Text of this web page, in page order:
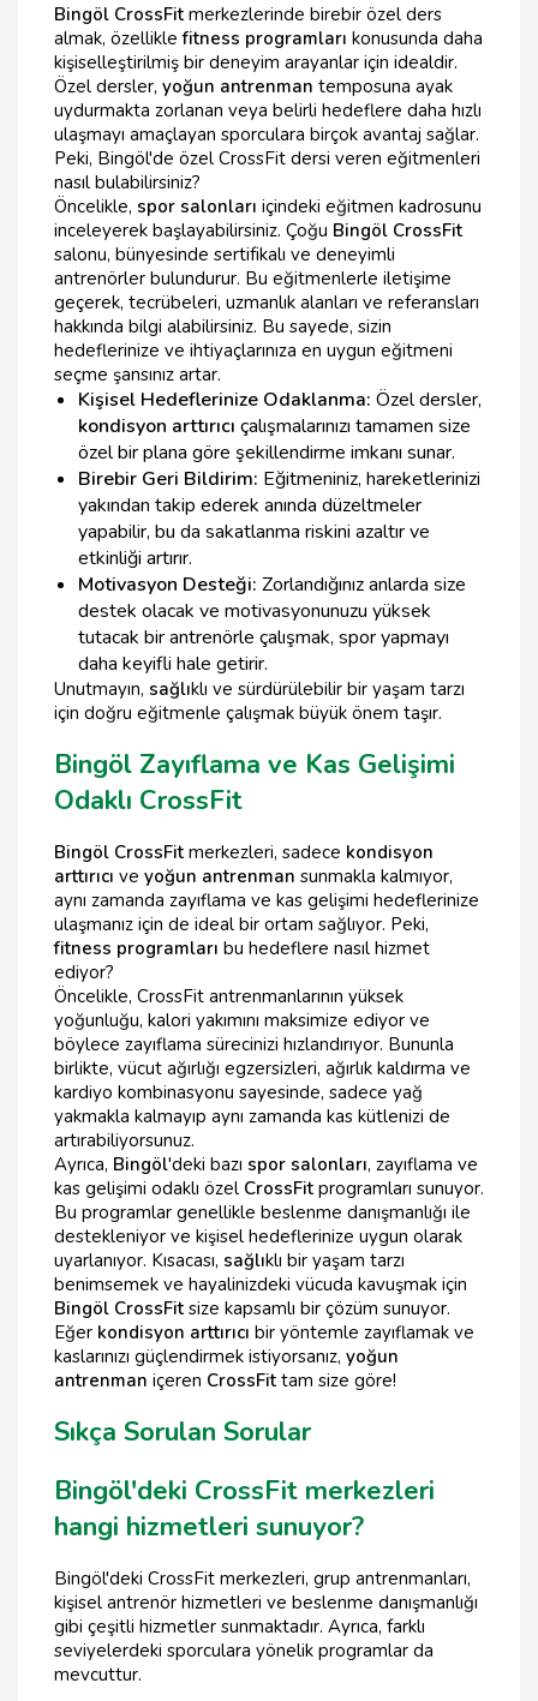
Bingöl CrossFit merkezlerinde birebir özel ders
almak, özelliklefitness programları konusunda daha
kişiselleştirilmiş bir deneyim arayanlar için idealdir.
Özel dersler, yoğun antrenman temposuna ayak
uydurmakta zorlanan veya belirli hedeflere daha hızlı
ulaşmayı amaçlayan sporculara birçok avantaj sağlar.
Peki, Bingöl'de özel CrossFit dersi veren eğitmenleri
nasıl bulabilirsiniz?
Öncelikle, spor salonları içindeki eğitmen kadrosunu
inceleyerek başlayabilirsiniz. Çoğu Bingöl CrossFit
salonu, bünyesinde sertifikalı ve deneyimli
antrenörler bulundurur. Bu eğitmenlerle iletişime
geçerek, tecrübeleri, uzmanlık alanları ve referansları
hakkında bilgi alabilirsiniz. Bu sayede, sizin
hedeflerinize ve ihtiyaçlarınıza en uygun eğitmeni
seçme şansınız artar.
Kişisel Hedeflerinize Odaklanma: Özel dersler,
kondisyon arttırıcı çalışmalarınızı tamamen size
özel bir plana göre şekillendirme imkanı sunar.
Birebir Geri Bildirim: Eğitmeniniz, hareketlerinizi
yakından takip ederek anında düzeltmeler
yapabilir, bu da sakatlanma riskini azaltır ve
etkinliği artırır.
Motivasyon Desteği: Zorlandığınız anlarda size
destek olacak ve motivasyonunuzu yüksek
tutacak bir antrenörle çalışmak, spor yapmayı
daha keyifli hale getirir.
Unutmayın, sağlıklı ve sürdürülebilir bir yaşam tarzı
için doğru eğitmenle çalışmak büyük önem taşır.
Bingöl Zayıflama ve Kas Gelişimi
Odaklı CrossFit
Bingöl CrossFit merkezleri, sadece kondisyon
arttırıcı ve yoğun antrenman sunmakla kalmıyor,
aynı zamanda zayıflama ve kas gelişimi hedeflerinize
ulaşmanız için de ideal bir ortam sağlıyor. Peki,
fitness programları bu hedeflere nasıl hizmet
ediyor?
Öncelikle, CrossFit antrenmanlarının yüksek
yoğunluğu, kalori yakımını maksimize ediyor ve
böylece zayıflama sürecinizi hızlandırıyor. Bununla
birlikte, vücut ağırlığı egzersizleri, ağırlık kaldırma ve
kardiyo kombinasyonu sayesinde, sadece yağ
yakmakla kalmayıp aynı zamanda kas kütlenizi de
artırabiliyorsunuz.
Ayrıca, Bingöl'deki bazı spor salonları, zayıflama ve
kas gelişimi odaklı özel CrossFit programları sunuyor.
Bu programlar genellikle beslenme danışmanlığı ile
destekleniyor ve kişisel hedeflerinize uygun olarak
uyarlanıyor. Kısacası, sağlıklı bir yaşam tarzı
benimsemek ve hayalinizdeki vücuda kavuşmak için
Bingöl CrossFit size kapsamlı bir çözüm sunuyor.
Eğer kondisyon arttırıcı bir yöntemle zayıflamak ve
kaslarınızı güçlendirmek istiyorsanız, yoğun
antrenman içeren CrossFit tam size göre!
Sıkça Sorulan Sorular
Bingöl'deki CrossFit merkezleri
hangi hizmetleri sunuyor?
Bingöl'deki CrossFit merkezleri, grup antrenmanları,
kişisel antrenör hizmetleri ve beslenme danışmanlığı
gibi çeşitli hizmetler sunmaktadır. Ayrıca, farklı
seviyelerdeki sporculara yönelik programlar da
mevcuttur.